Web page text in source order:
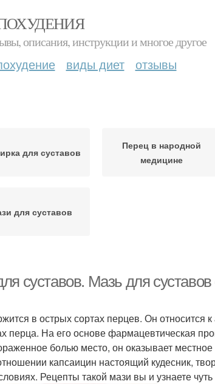
описания, инструкции и многое другое
виды диет отзывы
для суставов
Перец в народной
медицине
для суставов
суставов. Мазь для
в острых сортах перцев. Он относится
перца. На его основе фармацевтическая
болью место, он оказывает
капсаицин настоящий кудесник,
Рецепты такой мази вы и узнаете чуть